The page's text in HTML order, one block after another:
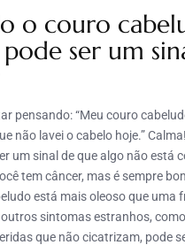
o couro
ser um
pensando: “Meu couro
não lavei o cabelo hoje.”
um sinal de que algo não está
tem câncer, mas é sempre
está mais oleoso que uma
sintomas estranhos,
que não cicatrizam, pode